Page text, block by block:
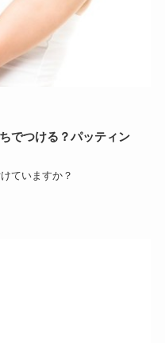
でつける？パッティン
ていますか？
トンの使い方やコットン